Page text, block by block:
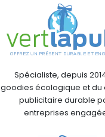
Spécialiste, depuis
goodies écologique et du
publicitaire durable
entreprises